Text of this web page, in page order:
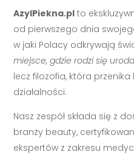
AzylPiekna.pl to
od pierwszego dnia
w jaki Polacy odkrywają
miejsce, gdzie rodzi się uroda
lecz filozofia, która
działalności.
Nasz zespół składa się z
branży beauty,
ekspertów z zakresu